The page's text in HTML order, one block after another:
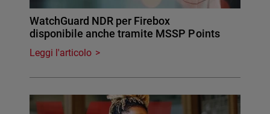
WatchGuard NDR per Firebox
disponibile anche tramite MSSP Points
Leggi l'articolo